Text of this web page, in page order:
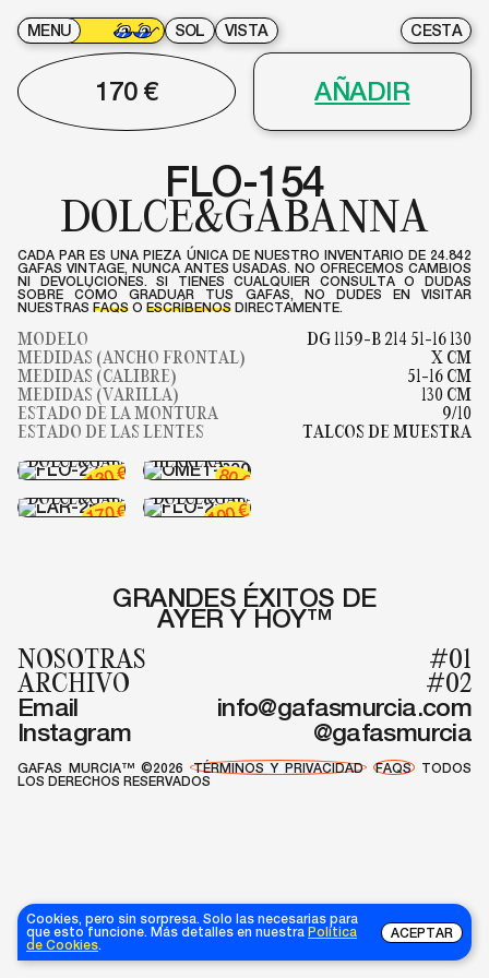
Cookies, pero sin sorpresa. Solo las necesarias para
que esto funcione. Más detalles en nuestra
Política
de Cookies
ACEPTAR
MENU SOL VISTA CESTA
FLO-154
DOLCE&GABANNA
CADA PAR ES UNA PIEZA ÚNICA DE NUESTRO INVENTARIO DE 24.842
GAFAS VINTAGE, NUNCA ANTES USADAS. NO OFRECEMOS CAMBIOS
NI DEVOLUCIONES. SI TIENES CUALQUIER CONSULTA O DUDAS
SOBRE CÓMO GRADUAR TUS GAFAS, NO DUDES EN VISITAR
NUESTRAS FAQS O ESCRÍBENOS DIRECTAMENTE.
MODELO
DG 1159-B 214 51-16 130
MEDIDAS (ANCHO FRONTAL)
X CM
MEDIDAS (CALIBRE)
51-16 CM
MEDIDAS (VARILLA)
130 CM
ESTADO DE LA MONTURA
9/10
ESTADO DE LAS LENTES
TALCOS DE MUESTRA
170 € AÑADIR
DOLCE&GABANNA
130€
OMET-090
HERRERA
80€
LAR-265
DOLCE&GABANNA
170€
FLO-221
DOLCE&GABANNA
100€
GRANDES ÉXITOS DE
AYER Y HOY™
NOSOTRAS
#01
ARCHIVO
#02
Email
info@gafasmurcia.com
Instagram
@gafasmurcia
GAFAS MURCIA™ ©2026 TÉRMINOS Y PRIVACIDAD FAQS TODOS
LOS DERECHOS RESERVADOS